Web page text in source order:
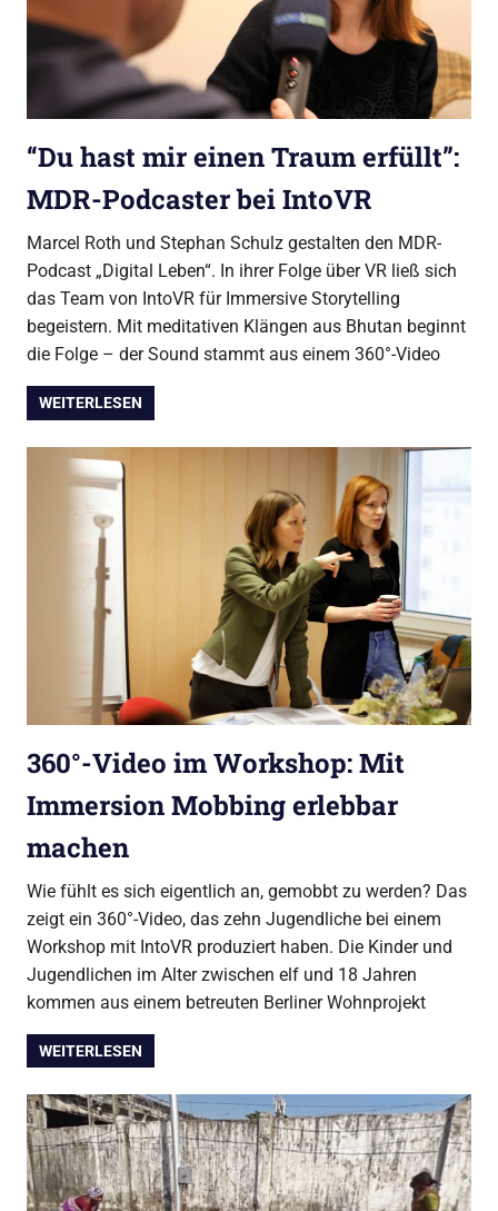
“Du hast mir einen Traum erfüllt”:
MDR-Podcaster bei IntoVR
Marcel Roth und Stephan Schulz gestalten den MDR-
Podcast „Digital Leben“. In ihrer Folge über VR ließ sich
das Team von IntoVR für Immersive Storytelling
begeistern. Mit meditativen Klängen aus Bhutan beginnt
die Folge – der Sound stammt aus einem 360°-Video
WEITERLESEN
360°-Video im Workshop: Mit
Immersion Mobbing erlebbar
machen
Wie fühlt es sich eigentlich an, gemobbt zu werden? Das
zeigt ein 360°-Video, das zehn Jugendliche bei einem
Workshop mit IntoVR produziert haben. Die Kinder und
Jugendlichen im Alter zwischen elf und 18 Jahren
kommen aus einem betreuten Berliner Wohnprojekt
WEITERLESEN